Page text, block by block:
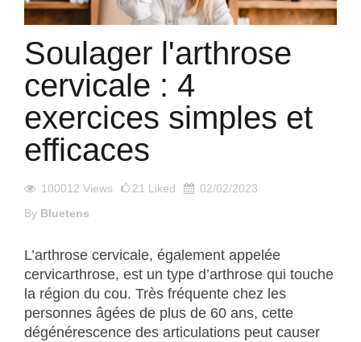
Soulager l'arthrose
cervicale : 4
exercices simples et
efficaces
100012 Views 21 Liked
02/02/2023
By Bluetens
L’arthrose cervicale, également appelée
cervicarthrose, est un type d’arthrose qui touche
la région du cou. Très fréquente chez les
personnes âgées de plus de 60 ans, cette
dégénérescence des articulations peut causer